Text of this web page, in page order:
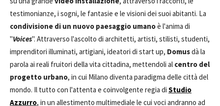
testimonianze, i sogni, le fantasie e le visioni dei suoi abitanti. La
condivisione di un nuovo paesaggio umanoè l'anima di
"Voices". Attraverso l'ascolto di architetti, artisti, stilisti, studenti,
imprenditori illuminati, artigiani, ideatori di start up, Domusdà la
parola ai reali fruitori della vita cittadina, mettendoli al centro del
progetto urbano, in cui Milano diventa paradigma delle città del
mondo. Il tutto con l'attenta e coinvolgente regia di Studio
Azzurro, in un allestimento multimediale le cui voci andranno ad